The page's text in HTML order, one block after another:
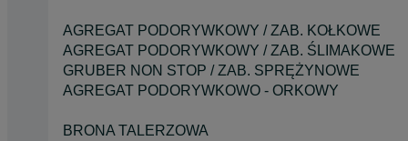
AGREGAT PODORYWKOWY / ZAB. KOŁKOWE
AGREGAT PODORYWKOWY / ZAB. ŚLIMAKOWE
GRUBER NON STOP / ZAB. SPRĘŻYNOWE
AGREGAT PODORYWKOWO - ORKOWY
BRONA TALERZOWA